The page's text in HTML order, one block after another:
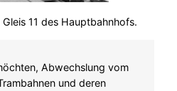
11 des Hauptbahnhofs.
Abwechslung vom
und deren